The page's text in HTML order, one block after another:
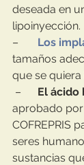
deseada en
lipoinyección.
– Los
tamaños
que se quiera
– El ácido
aprobado por
COFREPRIS
seres
sustancias